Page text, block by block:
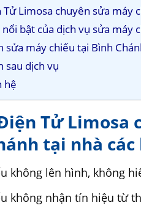
Tử Limosa chuyên sửa máy
bật của dịch vụ sửa máy
sửa máy chiếu tại Bình
sau dịch vụ
hệ
Tử Limosa
tại nhà
không lên hình, không
không nhận tín hiệu từ